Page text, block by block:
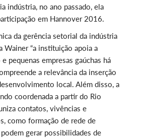
indústria, no ano passado, ela
em Hannover 2016.
da gerência setorial da indústria
Wainer “a instituição apoia a
pequenas empresas gaúchas há
a relevância da inserção
local. Além disso, a
coordenada a partir do Rio
contatos, vivências e
como formação de rede de
gerar possibilidades de